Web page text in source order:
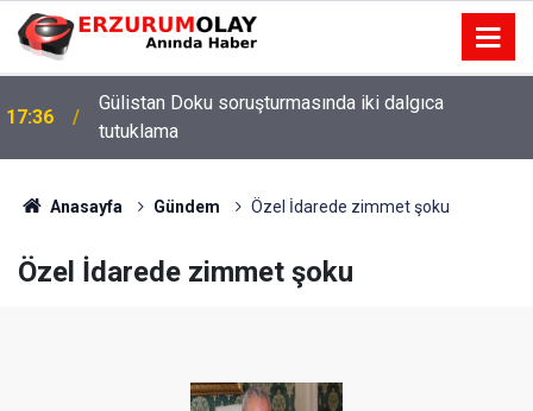
17:36
Gülistan Doku soruşturmasında iki dalgıca
tutuklama
Anasayfa Gündem Özel İdarede zimmet şoku
Özel İdarede zimmet şoku